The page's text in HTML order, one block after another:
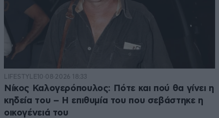
LIFESTYLE10·08·2026 18:33
Νίκος Καλογερόπουλος: Πότε και πού θα γίνει η
κηδεία του – Η επιθυμία του που σεβάστηκε η
οικογένειά του